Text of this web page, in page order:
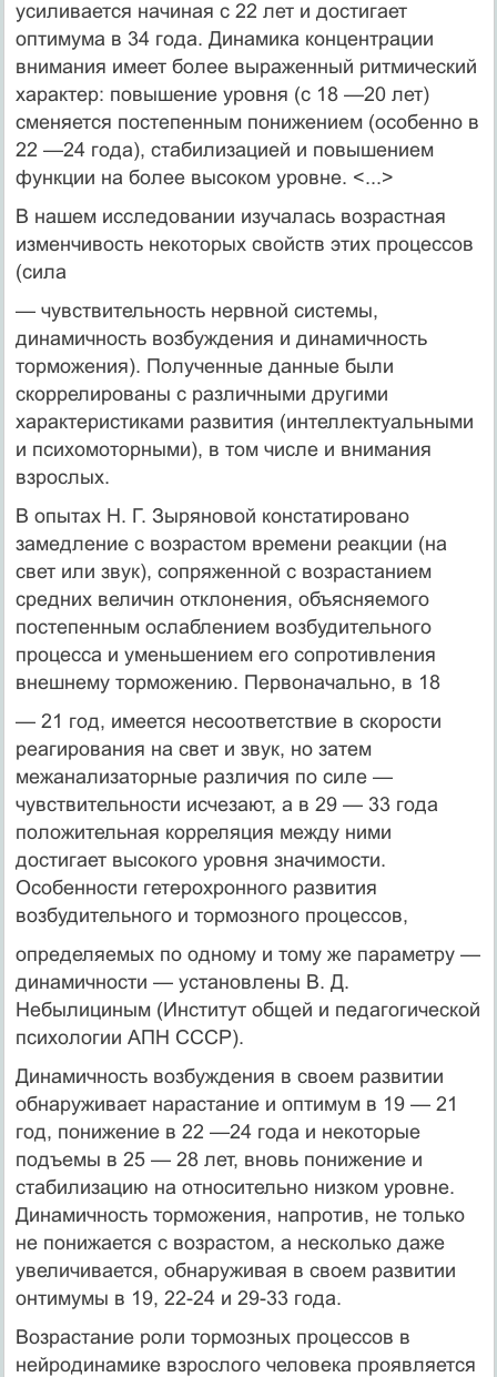
усиливается начиная с 22 лет и достигает
оптимума в 34 года. Динамика концентрации
внимания имеет более выраженный ритмический
характер: повышение уровня (с 18 —20 лет)
сменяется постепенным понижением (особенно в
22 —24 года), стабилизацией и повышением
функции на более высоком уровне. <...>
В нашем исследовании изучалась возрастная
изменчивость некоторых свойств этих процессов
(сила
— чувствительность нервной системы,
динамичность возбуждения и динамичность
торможения). Полученные данные были
скоррелированы с различными другими
характеристиками развития (интеллектуальными
и психомоторными), в том числе и внимания
взрослых.
В опытах Н. Г. Зыряновой констатировано
замедление с возрастом времени реакции (на
свет или звук), сопряженной с возрастанием
средних величин отклонения, объясняемого
постепенным ослаблением возбудительного
процесса и уменьшением его сопротивления
внешнему торможению. Первоначально, в 18
— 21 год, имеется несоответствие в скорости
реагирования на свет и звук, но затем
межанализаторные различия по силе —
чувствительности исчезают, а в 29 — 33 года
положительная корреляция между ними
достигает высокого уровня значимости.
Особенности гетерохронного развития
возбудительного и тормозного процессов,
определяемых по одному и тому же параметру —
динамичности — установлены В. Д.
Небылициным (Институт общей и педагогической
психологии АПН СССР).
Динамичность возбуждения в своем развитии
обнаруживает нарастание и оптимум в 19 — 21
год, понижение в 22 —24 года и некоторые
подъемы в 25 — 28 лет, вновь понижение и
стабилизацию на относительно низком уровне.
Динамичность торможения, напротив, не только
не понижается с возрастом, а несколько даже
увеличивается, обнаруживая в своем развитии
онтимумы в 19, 22-24 и 29-33 года.
Возрастание роли тормозных процессов в
нейродинамике взрослого человека проявляется